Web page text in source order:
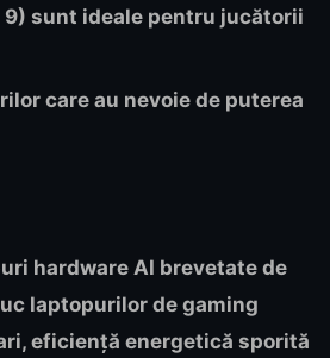
9) sunt ideale pentru jucătorii
care au nevoie de puterea
hardware AI brevetate de
laptopurilor de gaming
eficiență energetică sporită